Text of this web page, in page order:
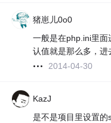
猪崽儿0o0
一般是在php.ini里面
认值就是那么多，进
2014-04-30
KazJ
是不是项目里设置